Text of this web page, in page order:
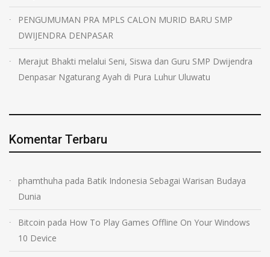
PENGUMUMAN PRA MPLS CALON MURID BARU SMP
DWIJENDRA DENPASAR
Merajut Bhakti melalui Seni, Siswa dan Guru SMP Dwijendra
Denpasar Ngaturang Ayah di Pura Luhur Uluwatu
Komentar Terbaru
phamthuha pada Batik Indonesia Sebagai Warisan Budaya
Dunia
Bitcoin pada How To Play Games Offline On Your Windows
10 Device